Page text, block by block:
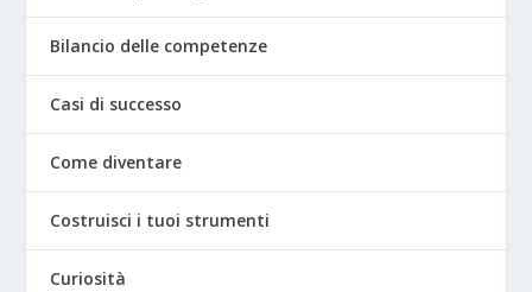
Bilancio delle competenze
Casi di successo
Come diventare
Costruisci i tuoi strumenti
Curiosità